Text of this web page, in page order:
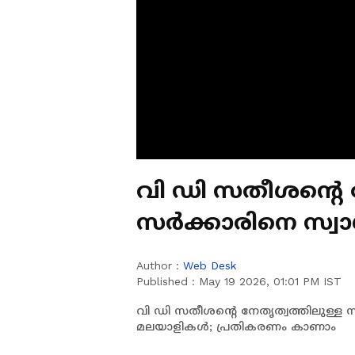
വി ഡി സതീശൻ്റെ നേതൃത്വത്തിലുള്ള
സർക്കാരിനെ
കാണാം
Author : Web Desk
Published : May 19 2026, 01:01 PM IST
വി ഡി സതീശൻ്റെ നേതൃത്വത്തിലുള്ള
മലയാളികൾ; പ്രതികരണം കാണാം